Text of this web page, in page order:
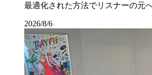
最適化された方法でリスナーの
2026/8/6